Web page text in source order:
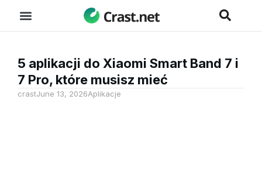
5 aplikacji do Xiaomi Smart Band 7 i
7 Pro, które musisz mieć
crastJune 13, 2026Aplikacje